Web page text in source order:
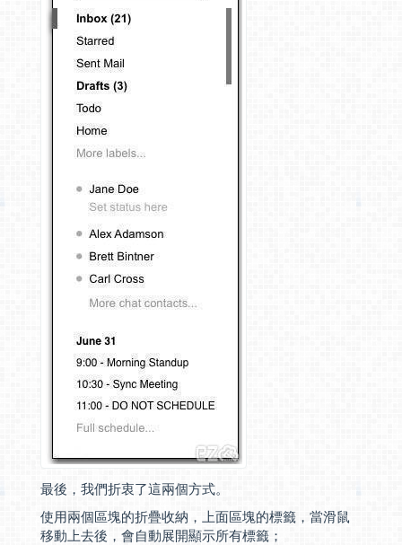
最後，我們折衷了這兩個方式。
使用兩個區塊的折疊收納，上面區塊的標籤，當滑鼠
移動上去後，會自動展開顯示所有標籤；